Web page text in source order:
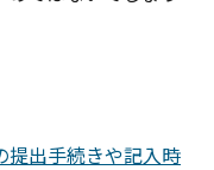
提出手続きや記入時